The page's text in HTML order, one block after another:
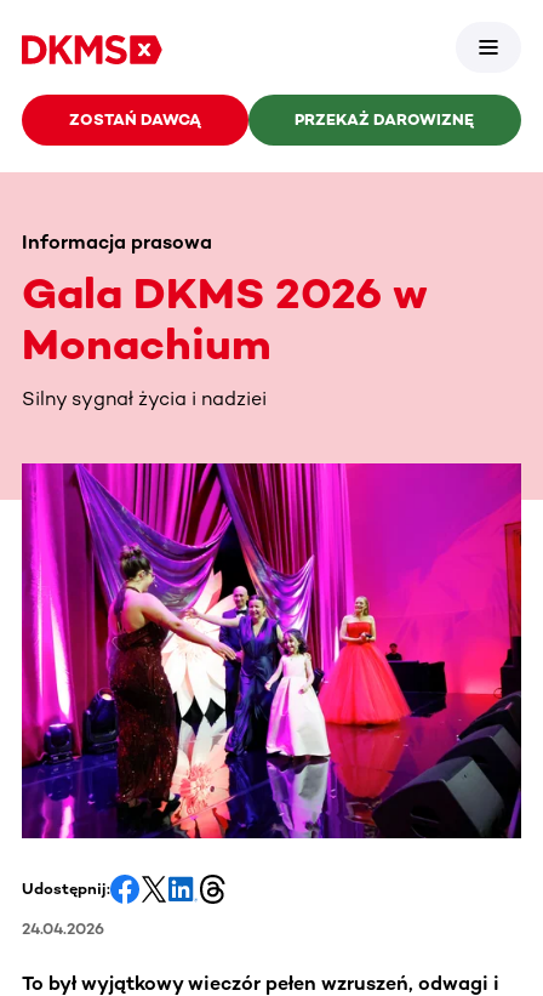
ZOSTAŃ DAWCĄ PRZEKAŻ DAROWIZNĘ
Informacja prasowa
Gala DKMS 2026 w
Monachium
Silny sygnał życia i nadziei
Udostępnij:
24.04.2026
To był wyjątkowy wieczór pełen wzruszeń, odwagi i